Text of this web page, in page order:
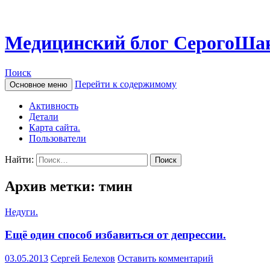
Медицинский блог
Поиск
Основное меню Перейти к содержимому
Активность
Детали
Карта сайта.
Пользователи
Найти:
Архив метки: тмин
Недуги.
Ещё один способ избавиться от депрессии.
03.05.2013 Сергей Белехов Оставить комментарий